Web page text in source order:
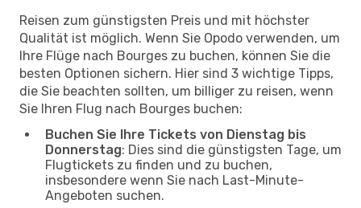
Reisen zum günstigsten Preis und mit höchster
Qualität ist möglich. Wenn Sie Opodo verwenden, um
Ihre Flüge nach Bourges zu buchen, können Sie die
besten Optionen sichern. Hier sind 3 wichtige Tipps,
die Sie beachten sollten, um billiger zu reisen, wenn
Sie Ihren Flug nach Bourges buchen:
Buchen Sie Ihre Tickets von Dienstag bis
Donnerstag: Dies sind die günstigsten Tage, um
Flugtickets zu finden und zu buchen,
insbesondere wenn Sie nach Last-Minute-
Angeboten suchen.